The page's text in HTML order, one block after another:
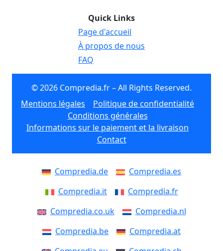
Quick Links
Page d'accueil
À propos de nous
FAQ
© 2026 Compredia.fr – All Rights Reserved.
Mentions légales
Politique de confidentialité
Conditions générales
Informations sur le paiement et la livraison
Contact
Compredia.de
Compredia.es
Compredia.it
Compredia.fr
Compredia.co.uk
Compredia.nl
Compredia.be
Compredia.at